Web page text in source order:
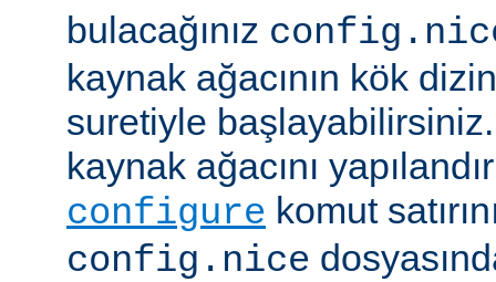
bulacağınız
kaynak ağacının kök
suretiyle
kaynak ağacını
configure komut
config.nice